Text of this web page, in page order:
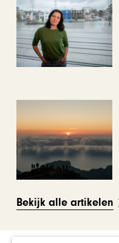
Bekijk alle artikelen